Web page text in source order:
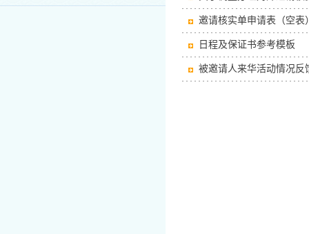
邀请核实单申请表（空表
日程及保证书参考模板
被邀请人来华活动情况反